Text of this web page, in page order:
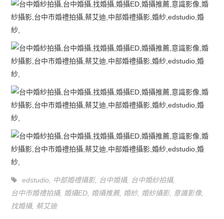
edstudio 中部婚禮攝影, 台中婚攝, 台中婚紗拍攝,
台中市婚禮拍攝, 婚攝ED 婚攝推薦, 婚紗, 婚紗攝影, 意識影像,
找婚攝, 蔡艾迪